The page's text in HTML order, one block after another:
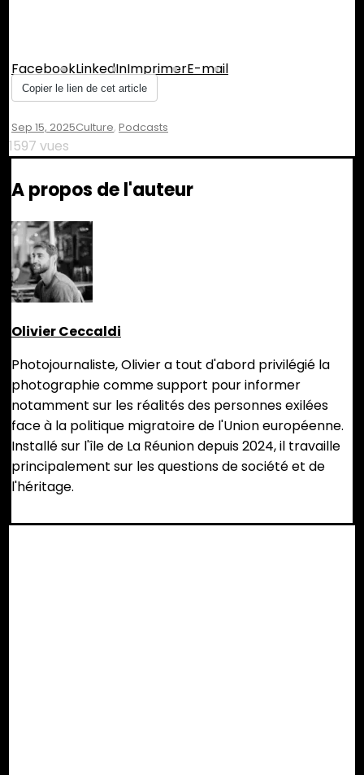
FacebookLinkedInImprimerE-mail
Copier le lien de cet article
Sep 15, 2025Culture, Podcasts
1597 vues
A propos de l'auteur
Olivier Ceccaldi
Photojournaliste, Olivier a tout d'abord privilégié la
photographie comme support pour informer
notamment sur les réalités des personnes exilées
face à la politique migratoire de l'Union européenne.
Installé sur l'île de La Réunion depuis 2024, il travaille
principalement sur les questions de société et de
l'héritage.